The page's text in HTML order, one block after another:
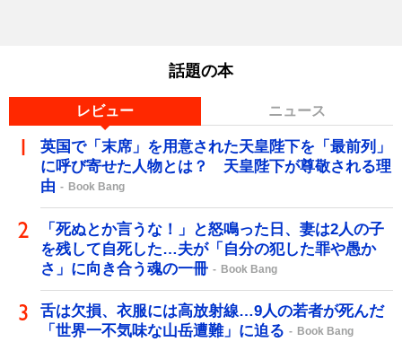
話題の本
レビュー ニュース
英国で「末席」を用意された天皇陛下を「最前列」
に呼び寄せた人物とは？ 天皇陛下が尊敬される理
由
Book Bang
「死ぬとか言うな！」と怒鳴った日、妻は2人の子
を残して自死した…夫が「自分の犯した罪や愚か
さ」に向き合う魂の一冊
Book Bang
舌は欠損、衣服には高放射線…9人の若者が死んだ
「世界一不気味な山岳遭難」に迫る
Book Bang